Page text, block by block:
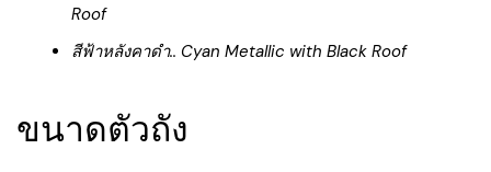
Roof
สีฟ้าหลังคาดำ.. Cyan Metallic with Black Roof
ขนาดตัวถัง